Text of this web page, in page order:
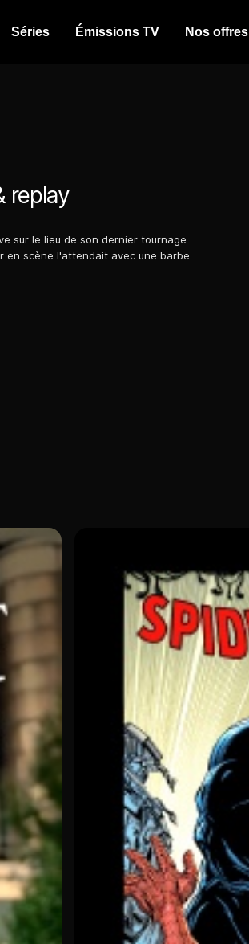
Séries Émissions TV Nos offres
replay
sur le lieu de son dernier tournage
en scène l'attendait avec une barbe